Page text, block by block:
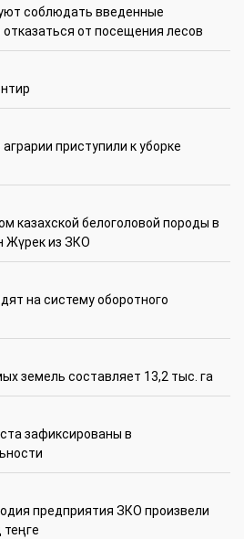
соблюдать введенные
от посещения лесов
приступили к уборке
казахской белоголовой породы в
Жүрек из ЗКО
на систему оборотного
земель составляет 13,2 тыс. га
зафиксированы в
предприятия ЗКО произвели